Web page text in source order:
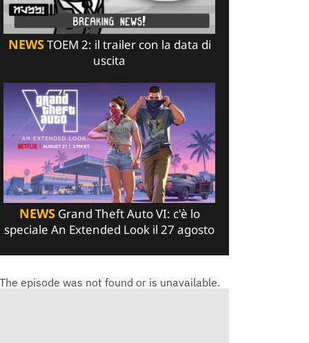
NEWSTOEM 2: il trailer con la data di
uscita
NEWSGrand Theft Auto VI: c'è lo
speciale An Extended Look il 27 agosto